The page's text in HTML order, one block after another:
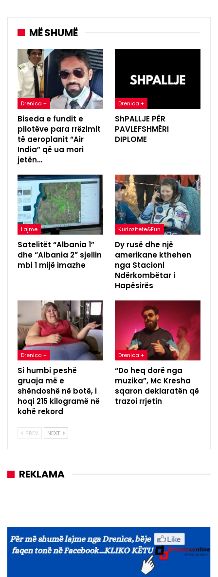
MË SHUMË
Drenica +
Biseda e fundit e
pilotëve para rrëzimit
të aeroplanit “Air
India” që ua mori
jetën…
Drenica +
ShPALLJE PËR
PAVLEFSHMËRI
DIPLOME
Lajme
Satelitët “Albania 1”
dhe “Albania 2” sjellin
mbi 1 mijë imazhe
Kuriozitete&Fun
Dy rusë dhe një
amerikane kthehen
nga Stacioni
Ndërkombëtar i
Hapësirës
Drenica +
Si humbi peshë
gruaja më e
shëndoshë në botë, i
hoqi 215 kilogramë në
kohë rekord
Drenica +
“Do heq dorë nga
muzika”, Mc Kresha
sqaron deklaratën që
trazoi rrjetin
PREV NEXT
REKLAMA